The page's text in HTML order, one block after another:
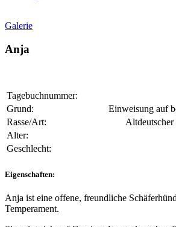
Galerie
Anja
Tagebuchnummer:
Grund:
Einweisung auf
Rasse/Art:
Alter:
Geschlecht:
Eigenschaften:
Anja ist eine offene, freundliche
Temperament.